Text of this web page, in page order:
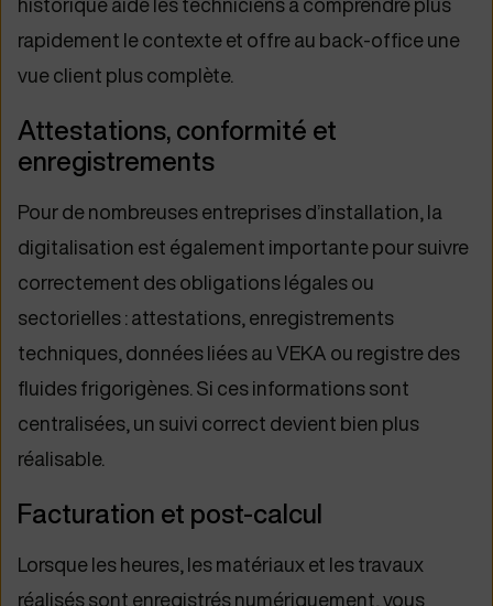
rapidement le contexte et offre au back-office une
vue client plus complète.
Attestations, conformité et
enregistrements
Pour de nombreuses entreprises d’installation, la
digitalisation est également importante pour suivre
correctement des obligations légales ou
sectorielles : attestations, enregistrements
techniques, données liées au VEKA ou registre des
fluides frigorigènes. Si ces informations sont
centralisées, un suivi correct devient bien plus
réalisable.
Facturation et post-calcul
Lorsque les heures, les matériaux et les travaux
réalisés sont enregistrés numériquement, vous